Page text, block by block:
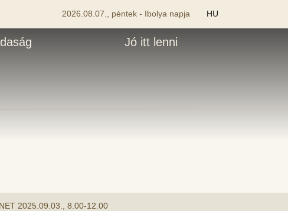
2026.08.07., péntek - Ibolya napja HU
Jó itt lenni
2025.09.03., 8.00-12.00